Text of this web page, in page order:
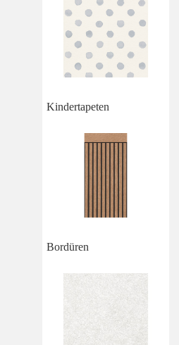
Kindertapeten
Bordüren